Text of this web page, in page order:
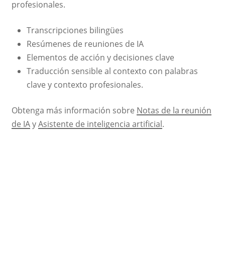
profesionales.
Transcripciones bilingües
Resúmenes de reuniones de IA
Elementos de acción y decisiones clave
Traducción sensible al contexto con palabras
clave y contexto profesionales.
Obtenga más información sobre Notas de la reunión
de IAyAsistente de inteligencia artificial.